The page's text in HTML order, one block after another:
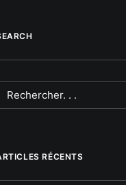
RÉCENTS